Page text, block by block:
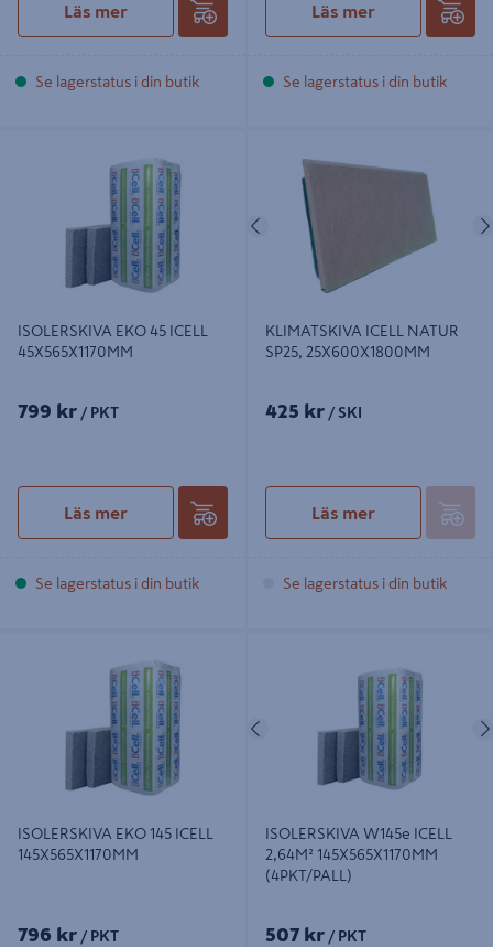
Läs mer
Se lagerstatus i din butik
Läs mer
Se lagerstatus i din butik
45X565X1170MM
ISOLERSKIVA EKO 45 ICELL
45X565X1170MM
799 kr / PKT
Läs mer
Se lagerstatus i din butik
25X600X1800MM
Föregående
KLIMATSKIVA ICELL NATUR
SP25, 25X600X1800MM
425 kr / SKI
Läs mer
Se lagerstatus i din butik
145X565X1170MM
ISOLERSKIVA EKO 145 ICELL
145X565X1170MM
796 kr / PKT
ISOLERSKIVA W145e ICELL
2,64M² 145X565X1170MM
(4PKT/PALL)
507 kr / PKT